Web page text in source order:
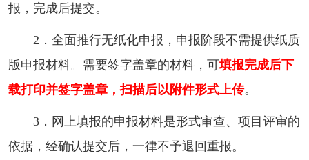
报，完成后提交。
2．全面推行无纸化申报，申报阶段不需提供纸质
版申报材料。需要签字盖章的材料，可填报完成后下
载打印并签字盖章，扫描后以附件形式上传。
3．网上填报的申报材料是形式审查、项目评审的
依据，经确认提交后，一律不予退回重报。